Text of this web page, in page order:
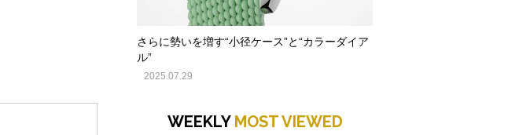
さらに勢いを増す“小径ケース”と“カラーダイア
ル”
2025.07.29
WEEKLY MOST VIEWED